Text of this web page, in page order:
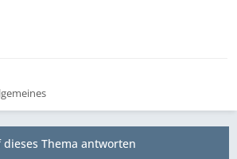
dieses Thema antworten